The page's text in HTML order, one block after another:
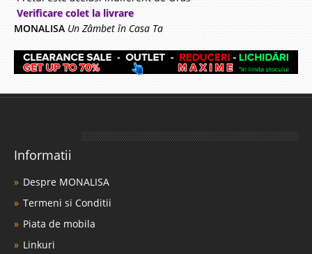
Verificare colet la livrare
MONALISA Un Zâmbet în Casa Ta
Informatii
Despre MONALISA
Termeni si Conditii
Piata de mobila
Linkuri